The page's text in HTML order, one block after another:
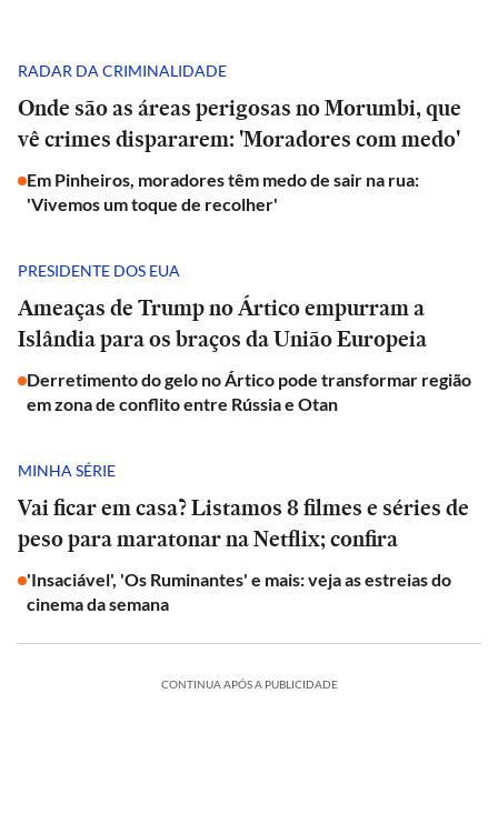
RADAR DA CRIMINALIDADE
Onde são as áreas perigosas no Morumbi, que
vê crimes dispararem: 'Moradores com medo'
Em Pinheiros, moradores têm medo de sair na rua:
'Vivemos um toque de recolher'
PRESIDENTE DOS EUA
Ameaças de Trump no Ártico empurram a
Islândia para os braços da União Europeia
Derretimento do gelo no Ártico pode transformar região
em zona de conflito entre Rússia e Otan
MINHA SÉRIE
Vai ficar em casa? Listamos 8 filmes e séries de
peso para maratonar na Netflix; confira
'Insaciável', 'Os Ruminantes' e mais: veja as estreias do
cinema da semana
CONTINUA APÓS A PUBLICIDADE